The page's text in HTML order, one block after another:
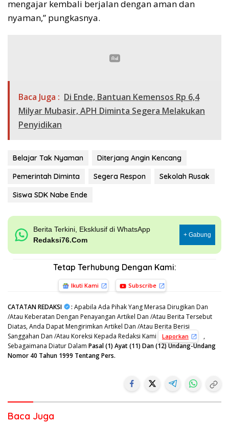
mengajar kembali berjalan dengan aman dan
nyaman,” pungkasnya.
Baca Juga : Di Ende, Bantuan Kemensos Rp 6,4
Milyar Mubasir, APH Diminta Segera Melakukan
Penyidikan
Belajar Tak Nyaman
Diterjang Angin Kencang
Pemerintah Diminta
Segera Respon
Sekolah Rusak
Siswa SDK Nabe Ende
Berita Terkini, Eksklusif di WhatsApp
Redaksi76.Com
+ Gabung
Tetap Terhubung Dengan Kami:
Ikuti Kami Subscribe
CATATAN REDAKSI : Apabila Ada Pihak Yang Merasa Dirugikan Dan
/Atau Keberatan Dengan Penayangan Artikel Dan /Atau Berita Tersebut
Diatas, Anda Dapat Mengirimkan Artikel Dan /Atau Berita Berisi
Sanggahan Dan /Atau Koreksi Kepada Redaksi Kami
Laporkan
,
Sebagaimana Diatur Dalam Pasal (1) Ayat (11) Dan (12) Undang-Undang
Nomor 40 Tahun 1999 Tentang Pers.
Baca Juga